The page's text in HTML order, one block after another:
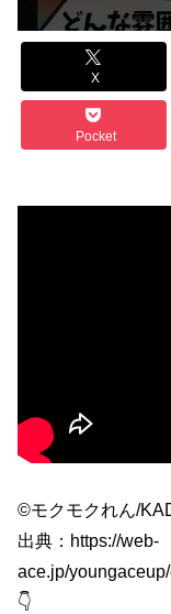
X
Pocket
©モクモクれん/
出典：https://web-
ace.jp/
👇